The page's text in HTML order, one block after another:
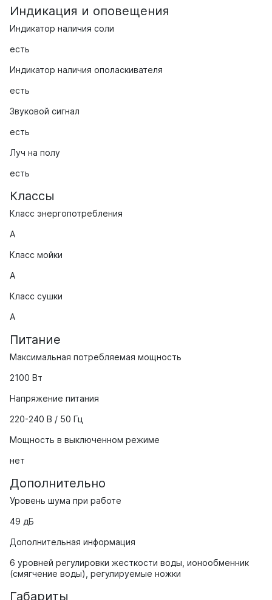
Индикация и оповещения
Индикатор наличия соли
есть
Индикатор наличия ополаскивателя
есть
Звуковой сигнал
есть
Луч на полу
есть
Классы
Класс энергопотребления
A
Класс мойки
A
Класс сушки
A
Питание
Максимальная потребляемая мощность
2100 Вт
Напряжение питания
220-240 В / 50 Гц
Мощность в выключенном режиме
нет
Дополнительно
Уровень шума при работе
49 дБ
Дополнительная информация
6 уровней регулировки жесткости воды, ионообменник
(смягчение воды), регулируемые ножки
Габариты